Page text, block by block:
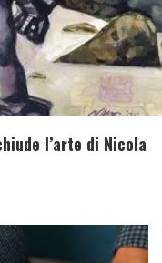
l’arte di Nicola